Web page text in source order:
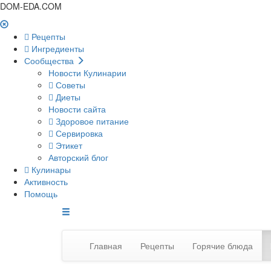
DOM-EDA.COM
Рецепты
Ингредиенты
Сообщества
Новости Кулинарии
Советы
Диеты
Новости сайта
Здоровое питание
Сервировка
Этикет
Авторский блог
Кулинары
Активность
Помощь
Главная Рецепты Горячие блюда